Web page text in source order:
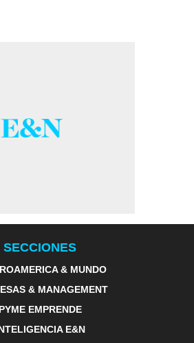
SECCIONES
& MUNDO
& MANAGEMENT
PYME EMPRENDE
E&N